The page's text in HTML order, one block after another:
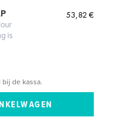
is
53,82 €
de kassa.